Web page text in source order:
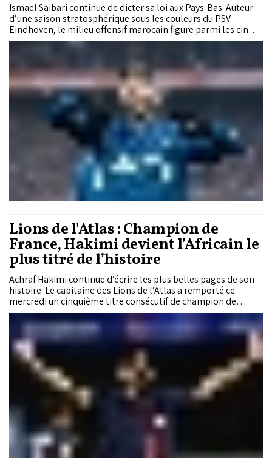
Ismael Saibari continue de dicter sa loi aux Pays-Bas. Auteur
d’une saison stratosphérique sous les couleurs du PSV
Eindhoven, le milieu offensif marocain figure parmi les cinq
finalistes pour le prestigieux trophée de Joueur de l’année en
Eredivisie. Une nouvelle consécration individuelle pour le
Lion de l’Atlas, devenu cette saison l’un des visages forts de
l’Europe.
Lions de l'Atlas : Champion de
France, Hakimi devient l’Africain le
plus titré de l’histoire
Achraf Hakimi continue d’écrire les plus belles pages de son
histoire. Le capitaine des Lions de l’Atlas a remporté ce
mercredi un cinquième titre consécutif de champion de
France après la victoire parisienne face au RC Lens (2-0),
permettant au club de la capitale de décrocher le 14e
championnat de son histoire. Une nouvelle consécration qui
permet au vice-capitaine parisien de devenir le joueur africain
le plus titré de l’histoire avec 18 trophées.